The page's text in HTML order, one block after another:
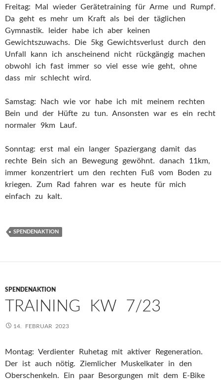
Freitag: Mal wieder Gerätetraining für Arme und Rumpf.
Da geht es mehr um Kraft als bei der täglichen
Gymnastik. leider habe ich aber keinen
Gewichtszuwachs. Die 5kg Gewichtsverlust durch den
Unfall kann ich anscheinend nicht rückgängig machen
obwohl ich fast immer so viel esse wie geht, ohne
dass mir schlecht wird.
Samstag: Nach wie vor habe ich mit meinem rechten
Bein und der Hüfte zu tun. Ansonsten war es ein recht
normaler 9km Lauf.
Sonntag: erst mal ein langer Spaziergang damit das
rechte Bein sich an Bewegung gewöhnt. danach 11km,
immer konzentriert um den rechten Fuß vom Boden zu
kriegen. Zum Rad fahren war es heute für mich
einfach zu kalt.
SPENDENAKTION
SPENDENAKTION
TRAINING KW 7/23
14. FEBRUAR 2023
Montag: Verdienter Ruhetag mit aktiver Regeneration.
Der ist auch nötig. Ziemlicher Muskelkater in den
Oberschenkeln. Ein paar Besorgungen mit dem E-Bike